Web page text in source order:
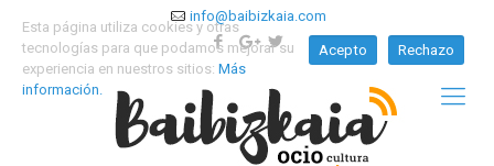
info@baibizkaia.com
Esta página utiliza cookies y otras
tecnologías para que podamos mejorar su
experiencia en nuestros sitios: Más
información.
Acepto Rechazo